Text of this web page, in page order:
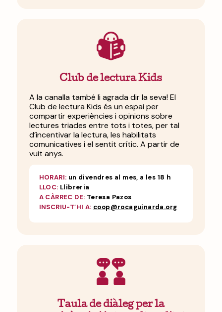
Club de lectura Kids
A la canalla també li agrada dir la seva! El
Club de lectura Kids és un espai per
compartir experiències i opinions sobre
lectures triades entre tots i totes, per tal
d’incentivar la lectura, les habilitats
comunicatives i el sentit crític. A partir de
vuit anys.
HORARI: un divendres al mes, a les 18 h
LLOC: Llibreria
A CÀRREC DE: Teresa Pazos
INSCRIU-T’HI A: coop@rocaguinarda.org
Taula de diàleg per la